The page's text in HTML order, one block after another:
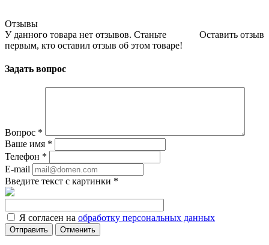
Отзывы
Оставить отзыв
У данного товара нет отзывов. Станьте
первым, кто оставил отзыв об этом товаре!
Задать вопрос
Вопрос *
Ваше имя *
Телефон *
E-mail
Введите текст с картинки *
Я согласен на обработку персональных данных
Отменить